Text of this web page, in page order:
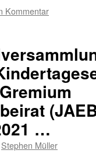
Kommentar
…
Stephen Müller